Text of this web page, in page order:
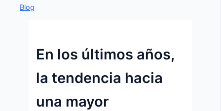
Blog
En los últimos años,
la tendencia hacia
una mayor